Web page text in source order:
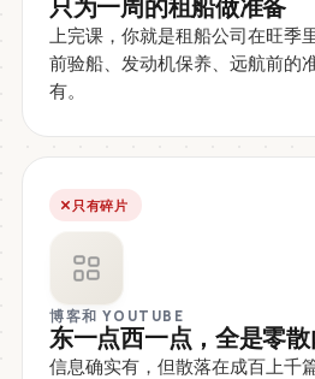
上完课，你就是租船公司在旺季
前验船、发动机保养、远航前的
有。
只有碎片
博客和 YOUTUBE
东一点西一点，全是零
信息确实有，但散落在成百上千